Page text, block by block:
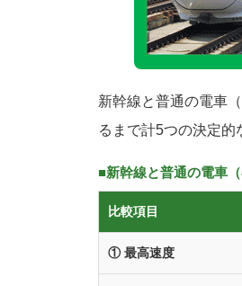
新幹線と普通の電車
るまで計5つの決定的
■新幹線と普通の電車
比較項目
① 最高速度